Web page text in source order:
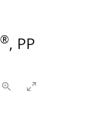
®, PP